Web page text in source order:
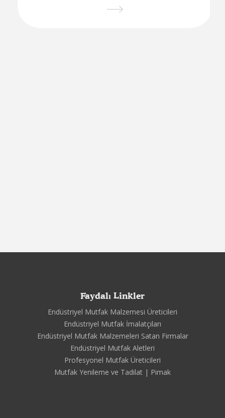
Faydalı Linkler
Endüstriyel Mutfak Malzemesi Üreticileri
Endüstriyel Mutfak İmalatçıları
Endüstriyel Mutfak Malzemeleri Satan Firmalar
Endüstriyel Mutfak Aletleri
Profesyonel Mutfak Üreticileri
Mutfak Yenileme ve Tadilat | Pimak